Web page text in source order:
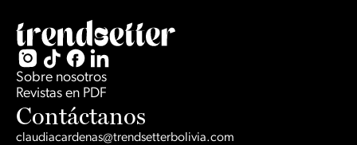
Sobre nosotros
Revistas en PDF
Contáctanos
claudiacardenas@trendsetterbolivia.com